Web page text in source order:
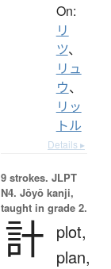
On:
リ
ツ、
リュ
ウ、
リッ
トル
Details ▸
9 strokes. JLPT
N4. Jōyō kanji,
taught in grade 2.
計 plot,
plan,